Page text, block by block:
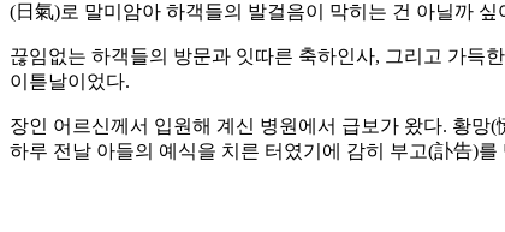
(日氣)로 말미암아 하객들의 발걸음이 막히는 건 아닐까
끊임없는 하객들의 방문과 잇따른 축하인사, 그리고 가득
이튿날이었다.
장인 어르신께서 입원해 계신 병원에서 급보가 왔다. 황
하루 전날 아들의 예식을 치른 터였기에 감히 부고(訃告)를